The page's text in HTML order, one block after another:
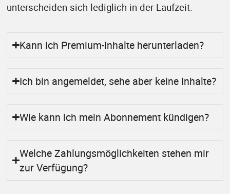
unterscheiden sich lediglich in der Laufzeit.
Kann ich Premium-Inhalte herunterladen?
Ich bin angemeldet, sehe aber keine Inhalte?
Wie kann ich mein Abonnement kündigen?
Welche Zahlungsmöglichkeiten stehen mir
zur Verfügung?